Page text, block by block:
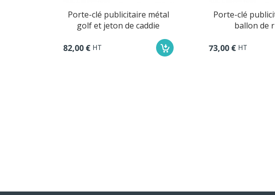
Porte-clé publicitaire métal
ballon de rugby
73,00 € HT
Porte-clé
rectangle
82,00 € HT